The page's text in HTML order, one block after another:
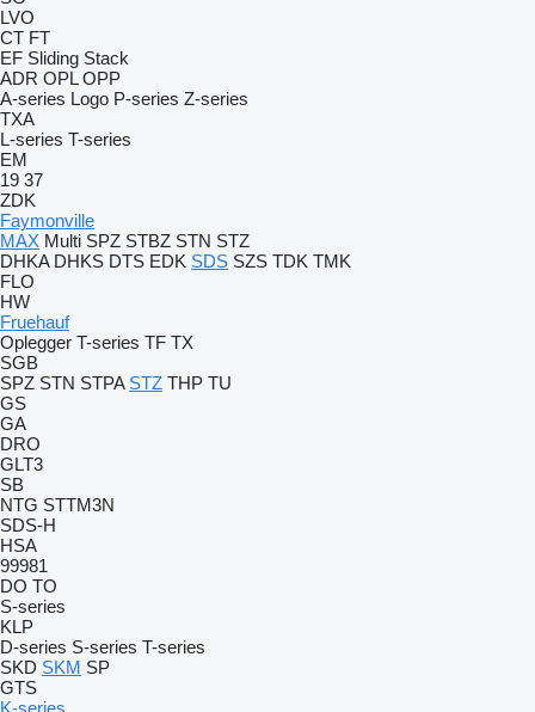
LVO
CT FT
EF Sliding Stack
ADR OPL OPP
A-series Logo P-series Z-series
TXA
L-series T-series
EM
19 37
ZDK
Faymonville
MAX Multi SPZ STBZ STN STZ
DHKA DHKS DTS EDK SDS SZS TDK TMK
FLO
HW
Fruehauf
Oplegger T-series TF TX
SGB
SPZ STN STPA STZ THP TU
GS
GA
DRO
GLT3
SB
NTG STTM3N
SDS-H
HSA
99981
DO TO
S-series
KLP
D-series S-series T-series
SKD SKM SP
GTS
K-series